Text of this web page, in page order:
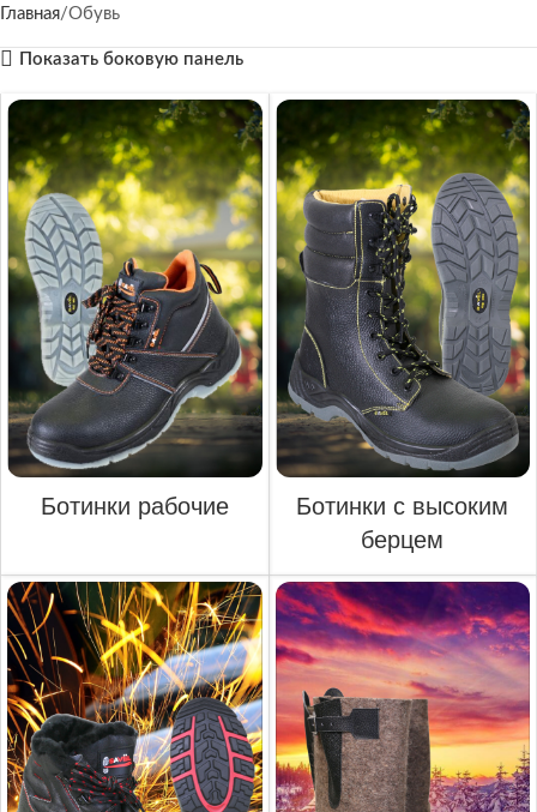
Главная Обувь
Показать боковую панель
Ботинки рабочие
Ботинки с высоким
берцем